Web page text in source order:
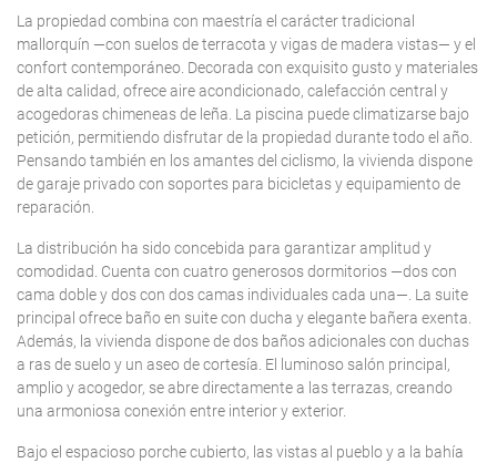
La propiedad combina con maestría el carácter tradicional
mallorquín —con suelos de terracota y vigas de madera vistas— y el
confort contemporáneo. Decorada con exquisito gusto y materiales
de alta calidad, ofrece aire acondicionado, calefacción central y
acogedoras chimeneas de leña. La piscina puede climatizarse bajo
petición, permitiendo disfrutar de la propiedad durante todo el año.
Pensando también en los amantes del ciclismo, la vivienda dispone
de garaje privado con soportes para bicicletas y equipamiento de
reparación.
La distribución ha sido concebida para garantizar amplitud y
comodidad. Cuenta con cuatro generosos dormitorios —dos con
cama doble y dos con dos camas individuales cada una—. La suite
principal ofrece baño en suite con ducha y elegante bañera exenta.
Además, la vivienda dispone de dos baños adicionales con duchas
a ras de suelo y un aseo de cortesía. El luminoso salón principal,
amplio y acogedor, se abre directamente a las terrazas, creando
una armoniosa conexión entre interior y exterior.
Bajo el espacioso porche cubierto, las vistas al pueblo y a la bahía